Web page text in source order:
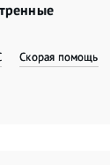
Скорая помощь